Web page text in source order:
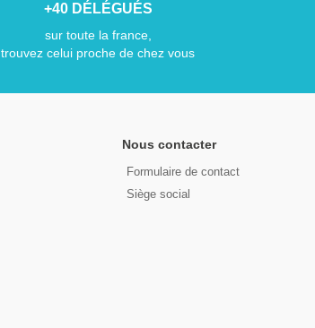
+40 DÉLÉGUÉS
sur toute la france,
trouvez celui proche de chez vous
Nous contacter
Formulaire de contact
Siège social